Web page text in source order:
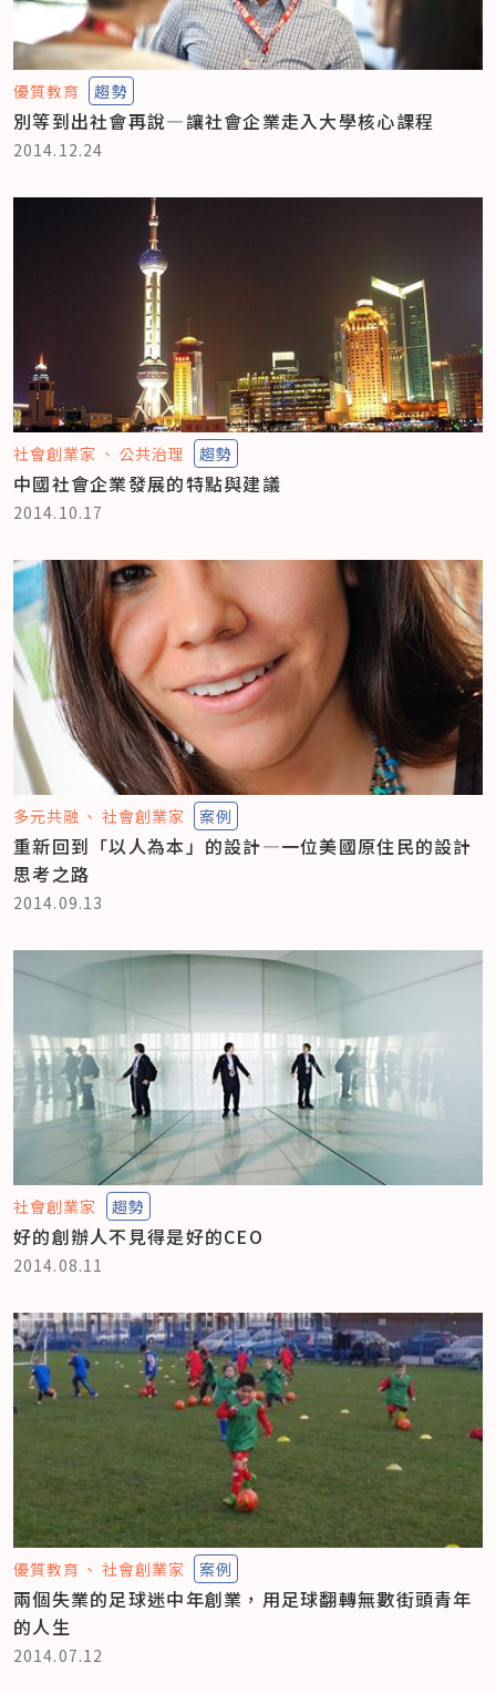
優質教育 趨勢
別等到出社會再說—讓社會企業走入大學核心課程
2014.12.24
社會創業家 公共治理 趨勢
中國社會企業發展的特點與建議
2014.10.17
多元共融 社會創業家 案例
重新回到「以人為本」的設計—一位美國原住民的設計
思考之路
2014.09.13
社會創業家 趨勢
好的創辦人不見得是好的CEO
2014.08.11
優質教育 社會創業家 案例
兩個失業的足球迷中年創業，用足球翻轉無數街頭青年
的人生
2014.07.12